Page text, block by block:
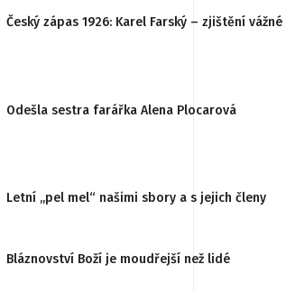
Český zápas 1926: Karel Farský – zjištění
Odešla sestra farářka Alena Plocarová
Letní „pel mel“ našimi sbory a s jejich členy
Bláznovství Boží je moudřejší než lidé